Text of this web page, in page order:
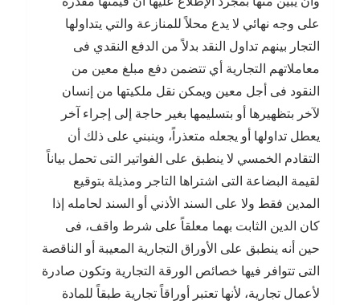
على وجه نهائي لا يدع محلاً للمنازعة والتي يتداولها
التجار بينهم تداول النقد بدلاً من الدفع النقدي فى
معاملاتهم التجارية أي تتضمن دفع مبلغ معين من
النقود فى أجل معين ويمكن نقل ملكيتها من إنسان
لآخر بتظهيرها أو بتسليمها بغير حاجة إلى إجراء آخر
يعطل تداولها أو يجعله متعذراً، وينبني على ذلك أن
التقادم الخمسي لا ينطبق على الفواتير التى تحمل بياناً
لقيمة البضاعة التى اشتراها التاجر ومذيلة بتوقيع
المدين فقط ولا على السند الأذني أو السند لحامله إذا
كان الدين الثابت بهما معلقاً على شرط واقف، فى
حين أنه ينطبق على الأوراق التجارية المعيبة أو الناقصة
التى تتوافر فيها خصائص الورقة التجارية وتكون صادرة
لأعمال تجارية، لأنها تعتبر أوراقاً تجارية طبقاً للمادة